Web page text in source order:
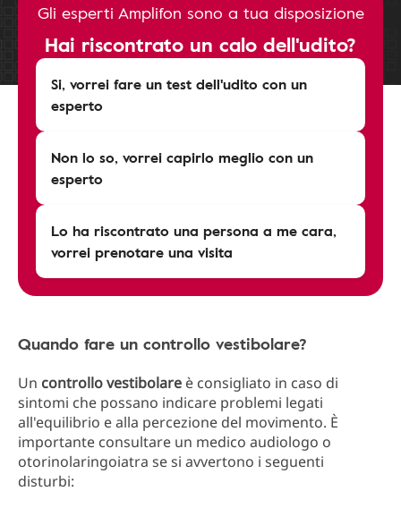
Gli esperti Amplifon sono a tua disposizione
Hai riscontrato un calo dell'udito?
Si, vorrei fare un test dell'udito con un
esperto
Non lo so, vorrei capirlo meglio con un
esperto
Lo ha riscontrato una persona a me cara,
vorrei prenotare una visita
Quando fare un controllo vestibolare?
Un controllo vestibolare è consigliato in caso di
sintomi che possano indicare problemi legati
all'equilibrio e alla percezione del movimento. È
importante consultare un medico audiologo o
otorinolaringoiatra se si avvertono i seguenti
disturbi: